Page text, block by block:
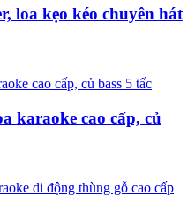
loa kẹo kéo chuyên hát
karaoke cao cấp, củ